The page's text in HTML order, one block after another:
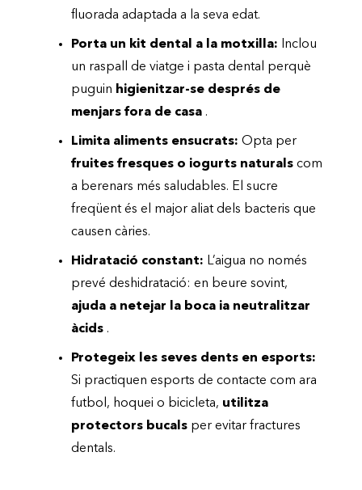
fluorada adaptada a la seva edat.
Porta un kit dental a la motxilla: Inclou
un raspall de viatge i pasta dental perquè
puguin higienitzar-se després de
menjars fora de casa .
Limita aliments ensucrats: Opta per
fruites fresques o iogurts naturals com
a berenars més saludables. El sucre
freqüent és el major aliat dels bacteris que
causen càries.
Hidratació constant: L’aigua no només
prevé deshidratació: en beure sovint,
ajuda a netejar la boca ia neutralitzar
àcids .
Protegeix les seves dents en esports:
Si practiquen esports de contacte com ara
futbol, ​​hoquei o bicicleta, utilitza
protectors bucals per evitar fractures
dentals.